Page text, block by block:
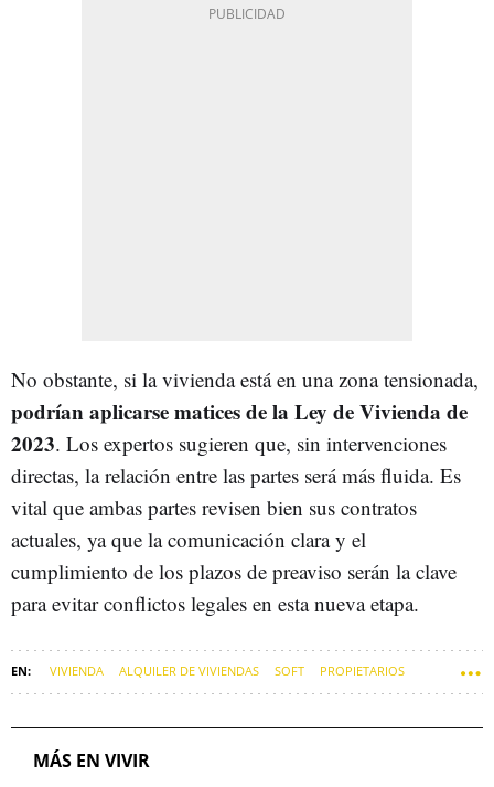
No obstante, si la vivienda está en una zona tensionada,
podrían aplicarse matices de la Ley de Vivienda de
2023. Los expertos sugieren que, sin intervenciones
directas, la relación entre las partes será más fluida. Es
vital que ambas partes revisen bien sus contratos
actuales, ya que la comunicación clara y el
cumplimiento de los plazos de preaviso serán la clave
para evitar conflictos legales en esta nueva etapa.
VIVIENDA ALQUILER DE VIVIENDAS SOFT PROPIETARIOS
MÁS EN VIVIR